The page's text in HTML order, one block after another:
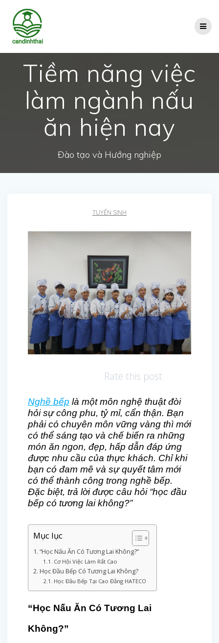
Tiềm năng việc
làm ngành nấu
ăn hiện nay
Đào tạo và Hướng nghiệp
TUYỂN SINH
Rate this post
Nghề bếp là một môn nghệ thuật đòi
hỏi sự công phu, tỷ mỉ, cẩn thận. Bạn
phải có chuyên môn vững vàng thì mới
có thể sáng tạo và chế biến ra những
món ăn ngon, đẹp, hấp dẫn đáp ứng
được nhu cầu của thực khách. Chỉ khi
bạn có đam mê và sự quyết tâm mới
có thể thành công trong nghề bếp.
Đặc biệt, trả lời được câu hỏi “học đầu
bếp có tương lai không?”
Mục lục
“Học Nấu Ăn Có Tương Lai Không?”
Cơ Hội Việc Làm Rất Cao
Học Đầu Bếp Có Tương Lai Không?
Học Đầu Bếp Tại Cao Đẳng HATECO
“Học Nấu Ăn Có Tương Lai
Không?”